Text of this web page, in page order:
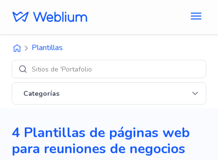
Plantillas
Sitios de 'Portafolio'
Categorías
4 Plantillas de páginas web
para reuniones de negocios